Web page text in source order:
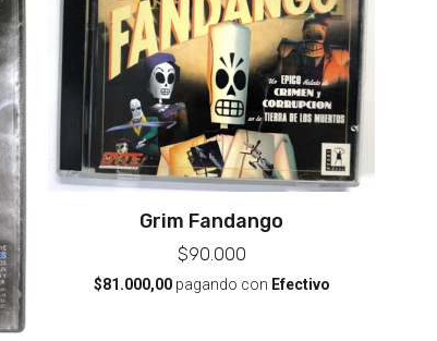
Grim Fandango
$90.000
$81.000,00pagando con Efectivo